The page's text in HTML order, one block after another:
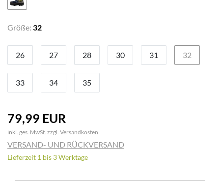
Größe: 32
26 27 28 30 31 32
33 34 35
79,99 EUR
inkl. ges. MwSt. zzgl. Versandkosten
VERSAND- UND RÜCKVERSAND
Lieferzeit 1 bis 3 Werktage